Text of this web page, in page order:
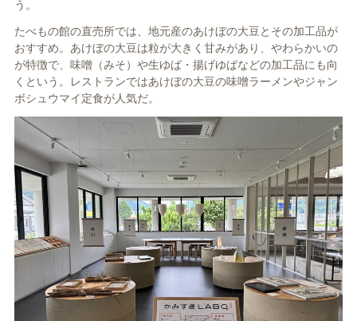
う。
たべもの館の直売所では、地元産のあけぼの大豆とその加工品が
おすすめ。あけぼの大豆は粒が大きく甘みがあり、やわらかいの
が特徴で、味噌（みそ）や生ゆば・揚げゆばなどの加工品にも向
くという。レストランではあけぼの大豆の味噌ラーメンやジャン
ボシュウマイ定食が人気だ。